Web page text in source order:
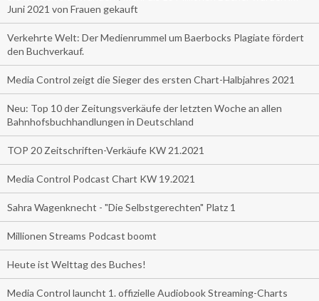
Juni 2021 von Frauen gekauft
Verkehrte Welt: Der Medienrummel um Baerbocks Plagiate fördert
den Buchverkauf.
Media Control zeigt die Sieger des ersten Chart-Halbjahres 2021
Neu: Top 10 der Zeitungsverkäufe der letzten Woche an allen
Bahnhofsbuchhandlungen in Deutschland
TOP 20 Zeitschriften-Verkäufe KW 21.2021
Media Control Podcast Chart KW 19.2021
Sahra Wagenknecht - "Die Selbstgerechten" Platz 1
Millionen Streams Podcast boomt
Heute ist Welttag des Buches!
Media Control launcht 1. offizielle Audiobook Streaming-Charts